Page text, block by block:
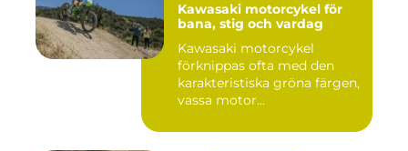
Kawasaki motorcykel för
bana, stig och vardag
Kawasaki motorcykel
förknippas ofta med den
karakteristiska gröna färgen,
vassa motor...